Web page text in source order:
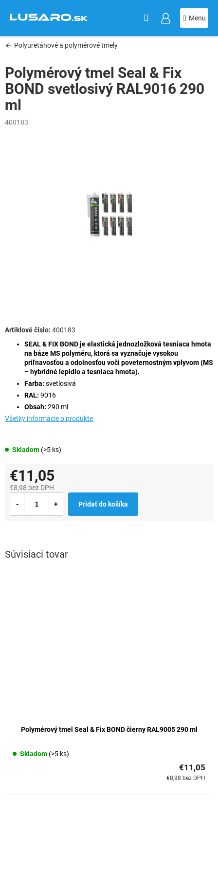
obsah
Polyuretánové a polymérové tmely
Polymérový tmel Seal & Fix
BOND svetlosivý RAL9016 290
ml
400183
Skladom (>5 ks)
SEAL & FIX BOND je elastická jednozložková tesniaca hmota
na báze MS polyméru, ktorá sa vyznačuje vysokou
priľnavosťou a odolnosťou voči poveternostným vplyvom (MS
– hybridné lepidlo a tesniaca hmota).
Farba: svetlosivá
RAL: 9016
Obsah: 290 ml
Všetky informácie o produkte
400183
€11,05
€8,98 bez DPH
cena:
Pridať do košíka
Súvisiaci tovar
Polymérový tmel Seal & Fix BOND čierny RAL9005 290 ml
Skladom (>5 ks)
€8,98 bez DPH
€11,05